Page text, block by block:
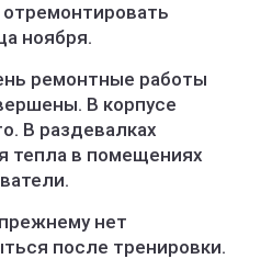
ноября.
ремонтные работы
В корпусе
В раздевалках
тепла в помещениях
нет
после тренировки.